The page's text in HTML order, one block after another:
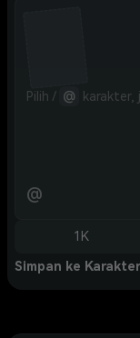
Pilih / @ karakter,
@
1K
Simpan ke Karakter